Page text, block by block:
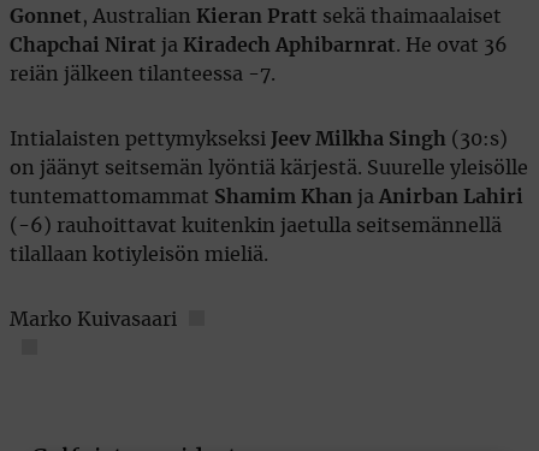
Gonnet, Australian Kieran Pratt sekä thaimaalaiset
Chapchai Nirat ja Kiradech Aphibarnrat. He ovat 36
reiän jälkeen tilanteessa -7.
Intialaisten pettymykseksi Jeev Milkha Singh (30:s)
on jäänyt seitsemän lyöntiä kärjestä. Suurelle yleisölle
tuntemattomammat Shamim Khan ja Anirban Lahiri
(-6) rauhoittavat kuitenkin jaetulla seitsemännellä
tilallaan kotiyleisön mieliä.
Marko Kuivasaari